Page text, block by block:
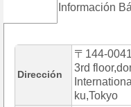
Información
Dirección
〒144-0041
3rd
ku,Tokyo